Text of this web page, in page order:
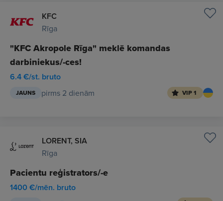
KFC
Rīga
"KFC Akropole Rīga" meklē komandas
darbiniekus/-ces!
6.4 €/st. bruto
JAUNS pirms 2 dienām VIP 1
LORENT, SIA
Rīga
Pacientu reģistrators/-e
1400 €/mēn. bruto